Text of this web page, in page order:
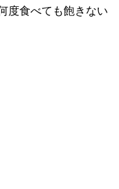
度食べても飽きない